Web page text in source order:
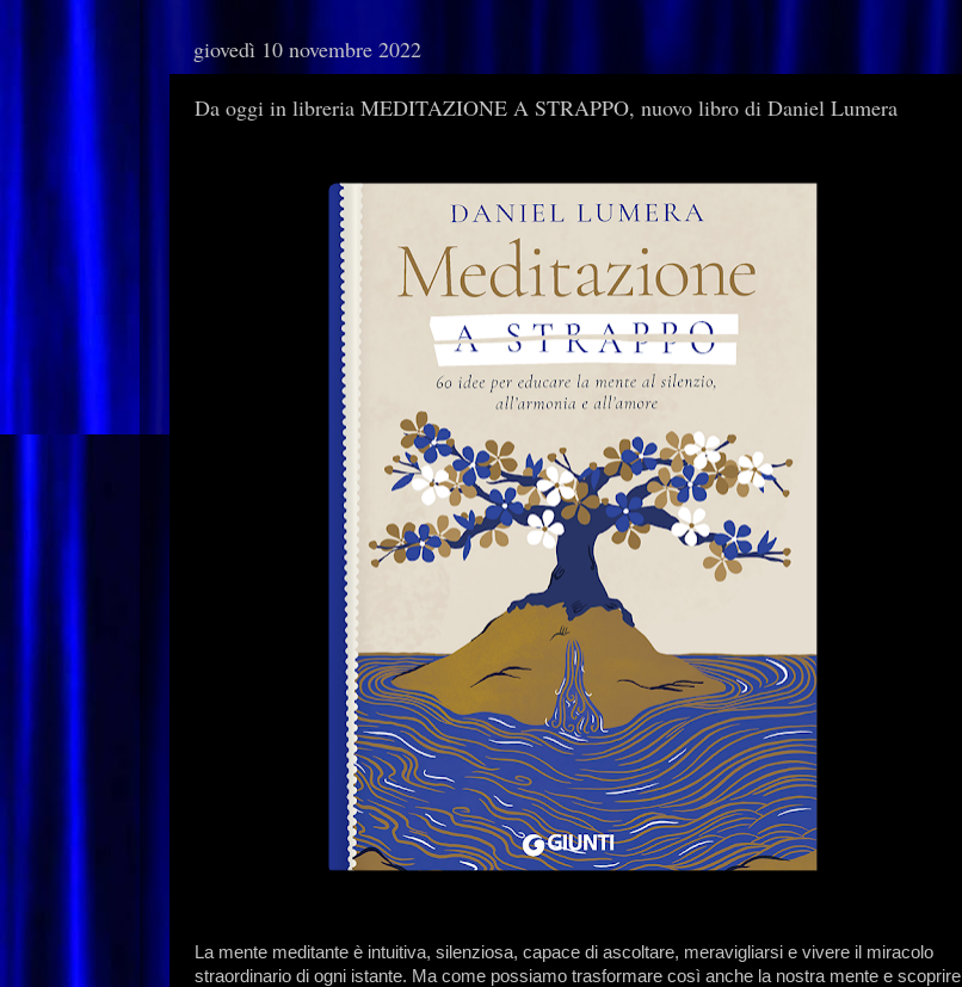
giovedì 10 novembre 2022
Da oggi in libreria MEDITAZIONE A STRAPPO, nuovo libro di Daniel Lumera
La mente meditante è intuitiva, silenziosa, capace di ascoltare, meravigliarsi e vivere il miracolo
straordinario di ogni istante. Ma come possiamo trasformare così anche la nostra mente e scoprire